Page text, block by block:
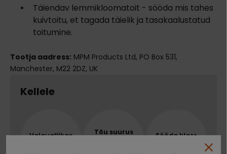
Täiendav lemmikloomatoit - sööda mis tahes
kuivtoitu, et tagada täielik ja tasakaalustatud
toitumine.
Tootja aadress: MPM Products Ltd, PO Box 531,
Manchester, M22 2DZ, UK
Kellele
Valguallikas
Tõu suurus
Sööda klass